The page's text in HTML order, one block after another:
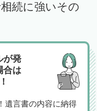
続に強いその
が発
合は
遺言書の内容に納得